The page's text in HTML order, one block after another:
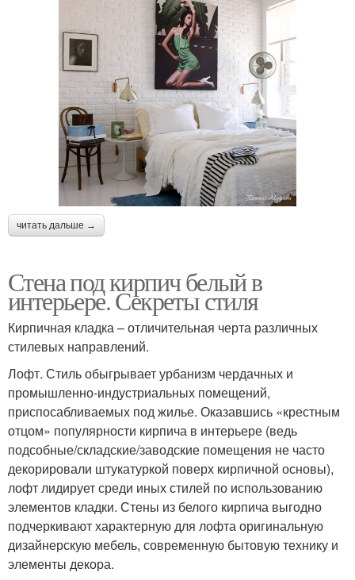
читать дальше →
Стена под кирпич белый в
интерьере. Секреты стиля
Кирпичная кладка – отличительная черта различных
стилевых направлений.
Лофт. Стиль обыгрывает урбанизм чердачных и
промышленно-индустриальных помещений,
приспосабливаемых под жилье. Оказавшись «крестным
отцом» популярности кирпича в интерьере (ведь
подсобные/складские/заводские помещения не часто
декорировали штукатуркой поверх кирпичной основы),
лофт лидирует среди иных стилей по использованию
элементов кладки. Стены из белого кирпича выгодно
подчеркивают характерную для лофта оригинальную
дизайнерскую мебель, современную бытовую технику и
элементы декора.